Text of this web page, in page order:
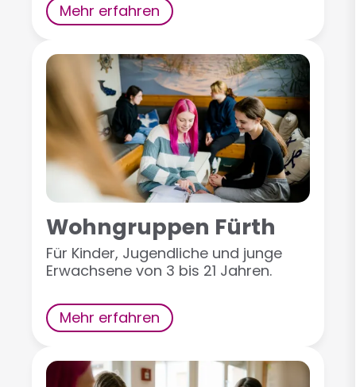
Mehr erfahren
Wohngruppen Fürth
Für Kinder, Jugendliche und junge
Erwachsene von 3 bis 21 Jahren.
Mehr erfahren